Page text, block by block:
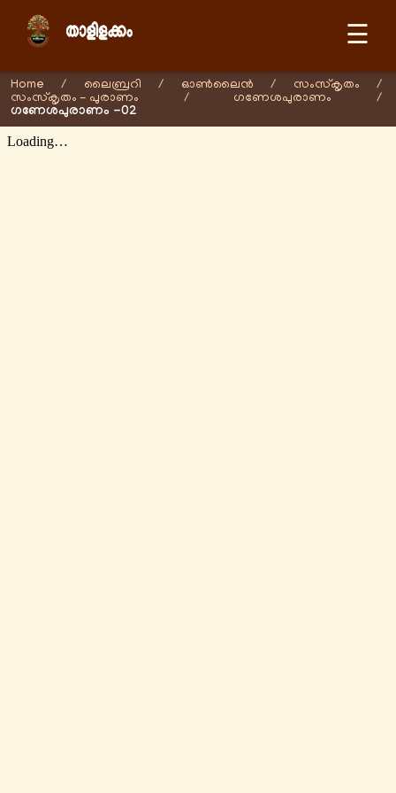
☰
Home / ലൈബ്രറി / ഓണ്‍ലൈന്‍ / സംസ്കൃതം
/
സംസ്കൃതം - പുരാണം
/ ഗണേശപുരാണം /
ഗണേശപുരാണം -02